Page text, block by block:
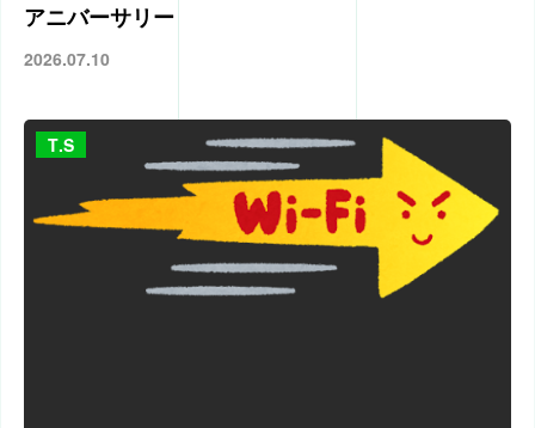
アニバーサリー
2026.07.10
T.S